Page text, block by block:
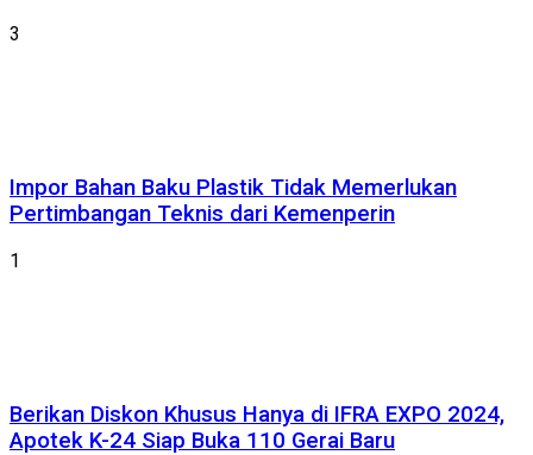
3
Impor Bahan Baku Plastik Tidak Memerlukan
Pertimbangan Teknis dari Kemenperin
1
Berikan Diskon Khusus Hanya di IFRA EXPO 2024,
Apotek K-24 Siap Buka 110 Gerai Baru